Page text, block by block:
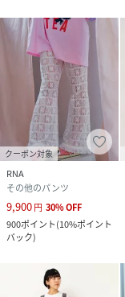
クーポン対象
RNA
その他のパンツ
9,900円 30%OFF
900ポイント(10%ポイント
バック)